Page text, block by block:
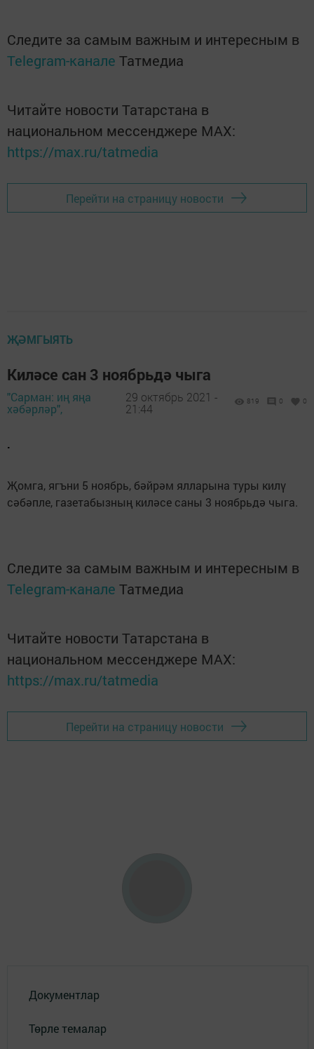
Следите за самым важным и интересным в
Telegram-канале Татмедиа
Читайте новости Татарстана в
национальном мессенджере MАХ:
https://max.ru/tatmedia
Перейти на страницу новости
ҖӘМГЫЯТЬ
Киләсе сан 3 ноябрьдә чыга
"Сарман: иң яңа
хәбәрләр",
29 октябрь 2021 -
21:44
819 0 0
.
Җомга, ягъни 5 ноябрь, бәйрәм ялларына туры килү
сәбәпле, газетабызның киләсе саны 3 ноябрьдә чыга.
Следите за самым важным и интересным в
Telegram-канале Татмедиа
Читайте новости Татарстана в
национальном мессенджере MАХ:
https://max.ru/tatmedia
Перейти на страницу новости
Документлар
Төрле темалар